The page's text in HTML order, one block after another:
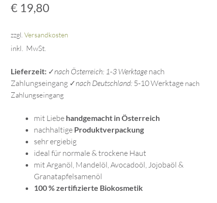
basierend
auf
€ 19,80
zzgl. Versandkosten
inkl. MwSt.
Lieferzeit: ✓nach Österreich: 1-3 Werktage nach
Zahlungseingang ✓nach Deutschland: 5-10 Werktage nach
Zahlungseingang
mit Liebe handgemacht in Österreich
nachhaltige Produktverpackung
sehr ergiebig
ideal für normale & trockene Haut
mit Arganöl, Mandelöl, Avocadoöl, Jojobaöl &
Granatapfelsamenöl
100 % zertifizierte Biokosmetik